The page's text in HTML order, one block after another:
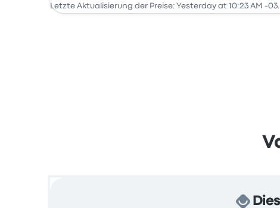
Letzte Aktualisierung der Preise: Yesterday at 10:23 AM -03.